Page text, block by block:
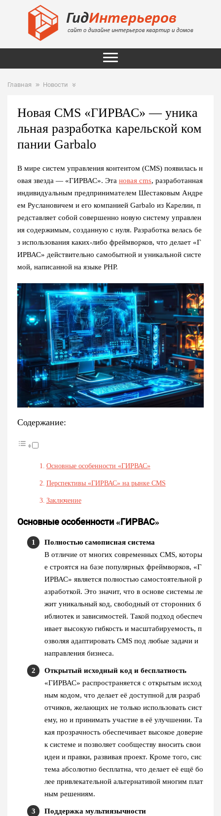
Главная Новости
Новая CMS «ГИРВАС» — уника
льная разработка карельской ком
пании Garbalo
В мире систем управления контентом (CMS) появилась н
овая звезда — «ГИРВАС». Эта новая cms, разработанная
индивидуальным предпринимателем Шестаковым Андре
ем Руслановичем и его компанией Garbalo из Карелии, п
редставляет собой совершенно новую систему управлен
ия содержимым, созданную с нуля. Разработка велась бе
з использования каких-либо фреймворков, что делает «Г
ИРВАС» действительно самобытной и уникальной систе
мой, написанной на языке PHP.
Содержание:
Основные особенности «ГИРВАС»
Перспективы «ГИРВАС» на рынке CMS
Заключение
Основные особенности «ГИРВАС»
Полностью самописная система
В отличие от многих современных CMS, которы
е строятся на базе популярных фреймворков, «Г
ИРВАС» является полностью самостоятельной р
азработкой. Это значит, что в основе системы ле
жит уникальный код, свободный от сторонних б
иблиотек и зависимостей. Такой подход обеспеч
ивает высокую гибкость и масштабируемость, п
озволяя адаптировать CMS под любые задачи и
направления бизнеса.
Открытый исходный код и бесплатность
«ГИРВАС» распространяется с открытым исход
ным кодом, что делает её доступной для разраб
отчиков, желающих не только использовать сист
ему, но и принимать участие в её улучшении. Та
кая прозрачность обеспечивает высокое доверие
к системе и позволяет сообществу вносить свои
идеи и правки, развивая проект. Кроме того, сис
тема абсолютно бесплатна, что делает её ещё бо
лее привлекательной альтернативой многим плат
ным решениям.
Поддержка мультиязычности